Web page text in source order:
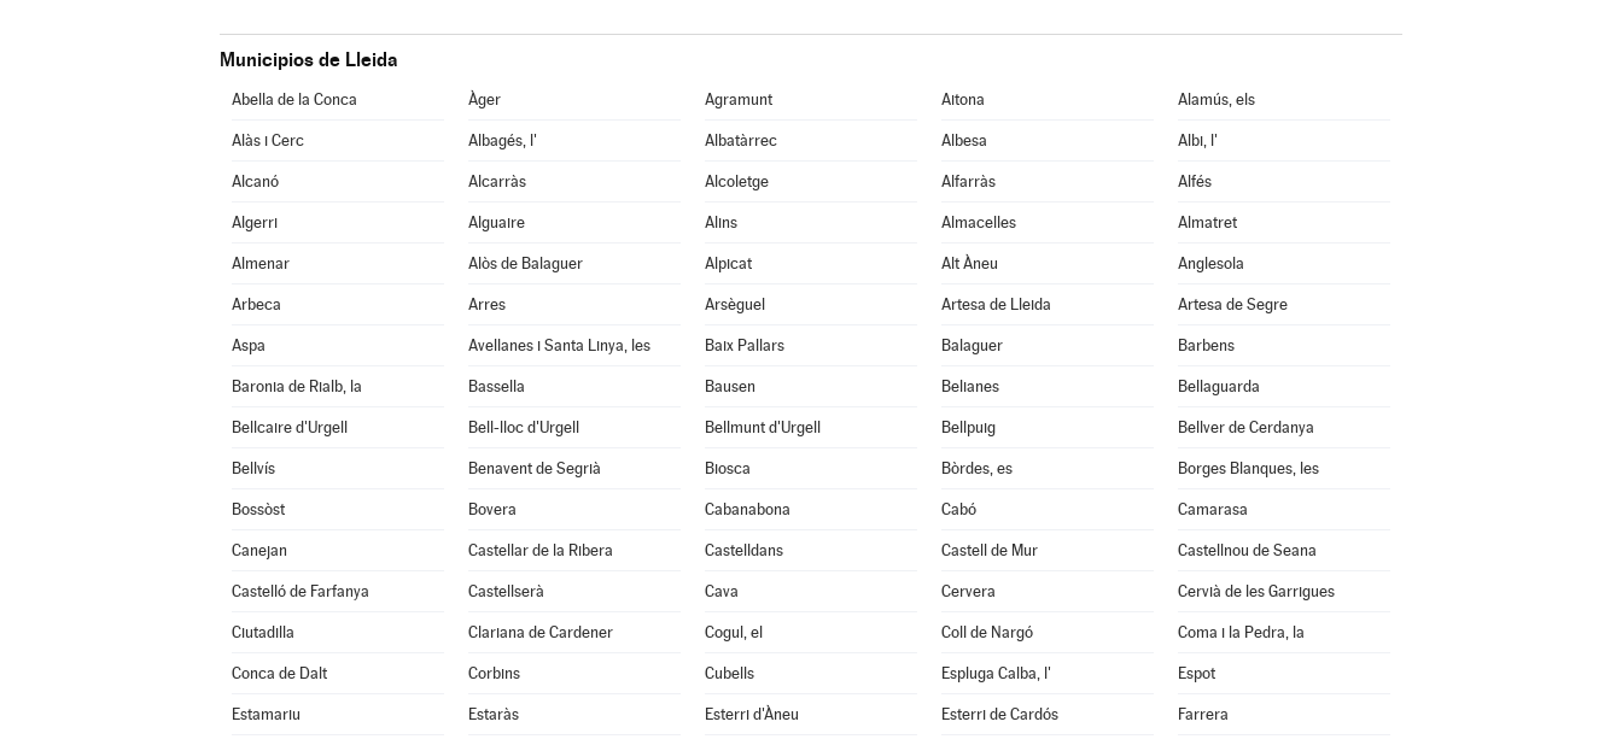
Municipios de Lleida
Abella de la Conca Àger Agramunt Aitona Alamús, els
Alàs i Cerc Albagés, l' Albatàrrec Albesa Albi, l'
Alcanó Alcarràs Alcoletge Alfarràs Alfés
Algerri Alguaire Alins Almacelles Almatret
Almenar Alòs de Balaguer Alpicat Alt Àneu Anglesola
Arbeca Arres Arsèguel Artesa de Lleida Artesa de Segre
Aspa Avellanes i Santa Linya, les Baix Pallars Balaguer Barbens
Baronia de Rialb, la Bassella Bausen Belianes Bellaguarda
Bellcaire d'Urgell Bell-lloc d'Urgell Bellmunt d'Urgell Bellpuig Bellver de Cerdanya
Bellvís Benavent de Segrià Biosca Bòrdes, es Borges Blanques, les
Bossòst Bovera Cabanabona Cabó Camarasa
Canejan Castellar de la Ribera Castelldans Castell de Mur Castellnou de Seana
Castelló de Farfanya Castellserà Cava Cervera Cervià de les Garrigues
Ciutadilla Clariana de Cardener Cogul, el Coll de Nargó Coma i la Pedra, la
Conca de Dalt Corbins Cubells Espluga Calba, l' Espot
Estamariu Estaràs Esterri d'Àneu Esterri de Cardós Farrera